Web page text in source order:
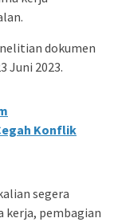
dokumen
Juni 2023.
Konflik
segera
kerja, pembagian